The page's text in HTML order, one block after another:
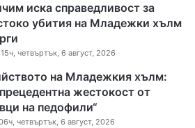
иска справедливост за
убития на Младежки хълм
четвъртък, 6 август, 2026
на Младежкия хълм:
жестокост от
на педофили“
четвъртък, 6 август, 2026